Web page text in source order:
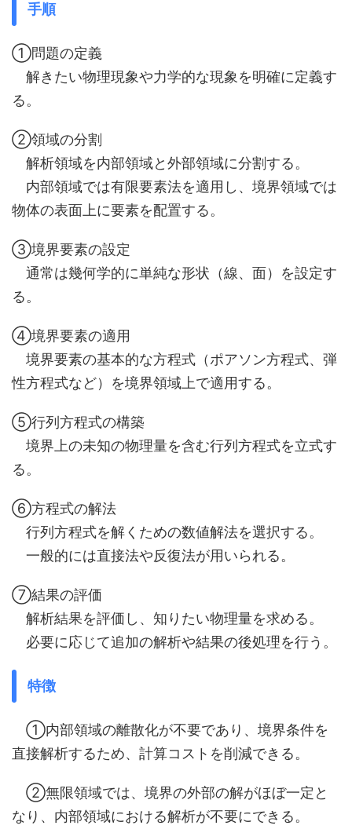
手順
①問題の定義
解きたい物理現象や力学的な現象を明確に定義す
る。
②領域の分割
解析領域を内部領域と外部領域に分割する。
内部領域では有限要素法を適用し、境界領域では
物体の表面上に要素を配置する。
③境界要素の設定
通常は幾何学的に単純な形状（線、面）を設定す
る。
④境界要素の適用
境界要素の基本的な方程式（ポアソン方程式、弾
性方程式など）を境界領域上で適用する。
⑤行列方程式の構築
境界上の未知の物理量を含む行列方程式を立式す
る。
⑥方程式の解法
行列方程式を解くための数値解法を選択する。
一般的には直接法や反復法が用いられる。
⑦結果の評価
解析結果を評価し、知りたい物理量を求める。
必要に応じて追加の解析や結果の後処理を行う。
特徴
①内部領域の離散化が不要であり、境界条件を
直接解析するため、計算コストを削減できる。
②無限領域では、境界の外部の解がほぼ一定と
なり、内部領域における解析が不要にできる。